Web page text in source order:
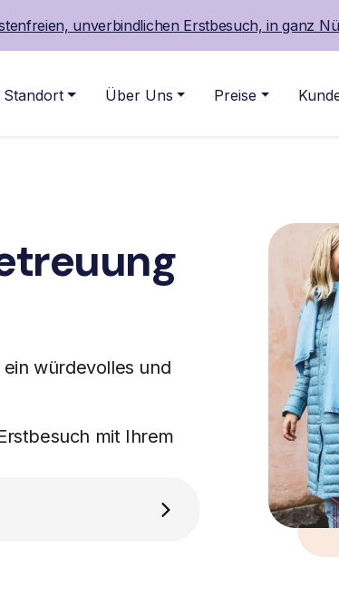
unverbindlichen Erstbesuch, in ganz
Standort Über Uns Preise
würdevolles und
mit Ihrem